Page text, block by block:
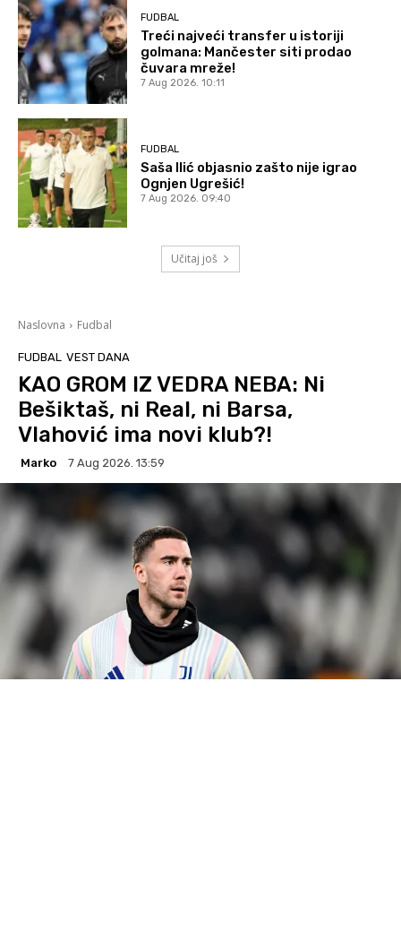
FUDBAL
Treći najveći transfer u istoriji
golmana: Mančester siti prodao
čuvara mreže!
7 Aug 2026. 10:11
FUDBAL
Saša Ilić objasnio zašto nije igrao
Ognjen Ugrešić!
7 Aug 2026. 09:40
Učitaj još